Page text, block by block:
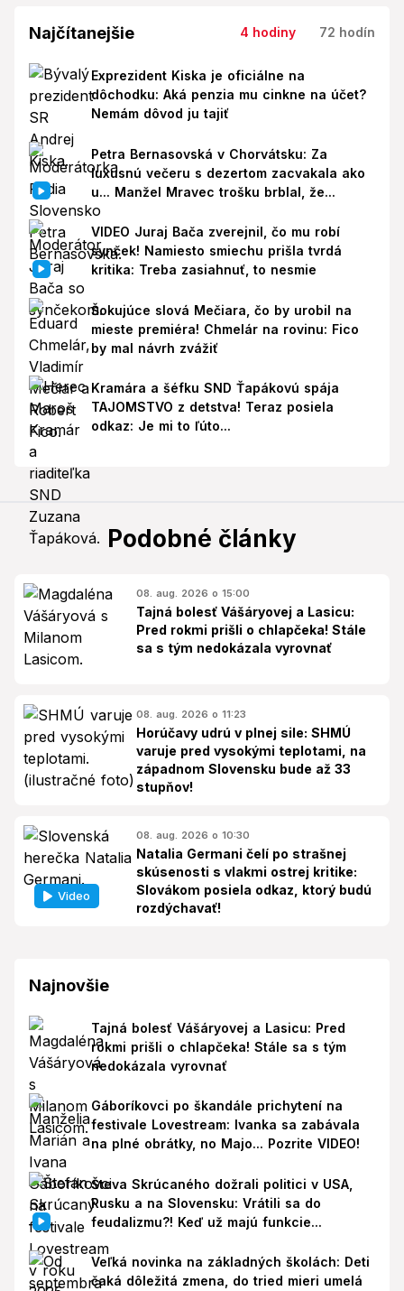
Najčítanejšie 4 hodiny 72 hodín
Exprezident Kiska je oficiálne na
dôchodku: Aká penzia mu cinkne na účet?
Nemám dôvod ju tajiť
Petra Bernasovská v Chorvátsku: Za
luxusnú večeru s dezertom zacvakala ako
u... Manžel Mravec trošku brblal, že...
VIDEO Juraj Bača zverejnil, čo mu robí
synček! Namiesto smiechu prišla tvrdá
kritika: Treba zasiahnuť, to nesmie
Šokujúce slová Mečiara, čo by urobil na
mieste premiéra! Chmelár na rovinu: Fico
by mal návrh zvážiť
Kramára a šéfku SND Ťapákovú spája
TAJOMSTVO z detstva! Teraz posiela
odkaz: Je mi to ľúto...
Podobné články
08. aug. 2026 o 15:00
Tajná bolesť Vášáryovej a Lasicu:
Pred rokmi prišli o chlapčeka! Stále
sa s tým nedokázala vyrovnať
08. aug. 2026 o 11:23
Horúčavy udrú v plnej sile: SHMÚ
varuje pred vysokými teplotami, na
západnom Slovensku bude až 33
stupňov!
Video
08. aug. 2026 o 10:30
Natalia Germani čelí po strašnej
skúsenosti s vlakmi ostrej kritike:
Slovákom posiela odkaz, ktorý budú
rozdýchavať!
Najnovšie
Tajná bolesť Vášáryovej a Lasicu: Pred
rokmi prišli o chlapčeka! Stále sa s tým
nedokázala vyrovnať
Gáboríkovci po škandále prichytení na
festivale Lovestream: Ivanka sa zabávala
na plné obrátky, no Majo... Pozrite VIDEO!
Števa Skrúcaného dožrali politici v USA,
Rusku a na Slovensku: Vrátili sa do
feudalizmu?! Keď už majú funkcie...
Veľká novinka na základných školách: Deti
čaká dôležitá zmena, do tried mieri umelá